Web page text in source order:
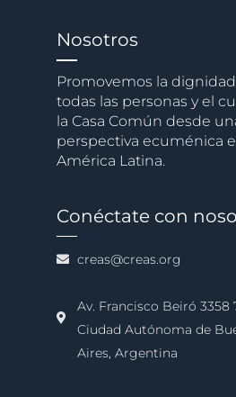
Nosotros
Promovemos la
todas las personas y el
la Casa Común desde
perspectiva ecuménica
América Latina.
Conéctate con
creas@creas.org
Av. Francisco Beiró 3358
Ciudad Autónoma de
Aires, Argentina